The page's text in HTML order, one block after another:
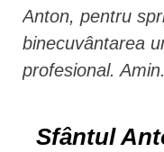
Anton, pentru
binecuvântarea
profesional. Amin.
Sfântul